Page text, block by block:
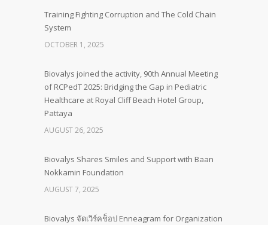
Training Fighting Corruption and The Cold Chain
System
OCTOBER 1, 2025
Biovalys joined the activity, 90th Annual Meeting
of RCPedT 2025: Bridging the Gap in Pediatric
Healthcare at Royal Cliff Beach Hotel Group,
Pattaya
AUGUST 26, 2025
Biovalys Shares Smiles and Support with Baan
Nokkamin Foundation
AUGUST 7, 2025
Biovalys จัดเวิร์คช็อป Enneagram for Organization